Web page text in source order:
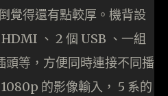
覺得還有點較厚。機背設
、 2 個 USB 、一組
等，方便同時連接不同播
的影像輸入， 5 系的